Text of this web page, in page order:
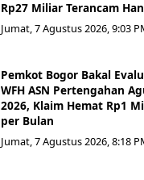
Rp27 Miliar Terancam
Jumat, 7 Agustus 2026, 9:03
Pemkot Bogor Bakal
WFH ASN Pertengahan
2026, Klaim Hemat Rp1
per Bulan
Jumat, 7 Agustus 2026, 8:18